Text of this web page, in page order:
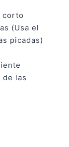
corto
(Usa el
picadas)
de las